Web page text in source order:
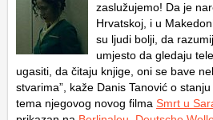
zaslužujemo! Da je
Hrvatskoj, i u
su ljudi bolji, da
umjesto da gledaju
ugasiti, da čitaju knjige, oni se bave
stvarima”, kaže Danis Tanović o
tema njegovog novog filma Smrt u